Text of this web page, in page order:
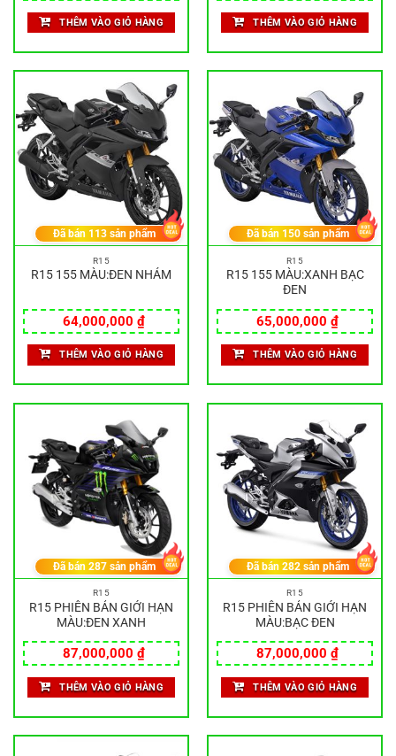
THÊM VÀO GIỎ HÀNG THÊM VÀO GIỎ HÀNG
R15
R15 155 MÀU:ĐEN NHÁM
64,000,000 ₫
Đã bán 113 sản phẩm
THÊM VÀO GIỎ HÀNG
R15
R15 155 MÀU:XANH BẠC
ĐEN
65,000,000 ₫
Đã bán 150 sản phẩm
THÊM VÀO GIỎ HÀNG
R15
R15 PHIÊN BẢN GIỚI HẠN
MÀU:ĐEN XANH
87,000,000 ₫
Đã bán287 sản phẩm
THÊM VÀO GIỎ HÀNG
R15
R15 PHIÊN BẢN GIỚI HẠN
MÀU:BẠC ĐEN
87,000,000 ₫
Đã bán282 sản phẩm
THÊM VÀO GIỎ HÀNG